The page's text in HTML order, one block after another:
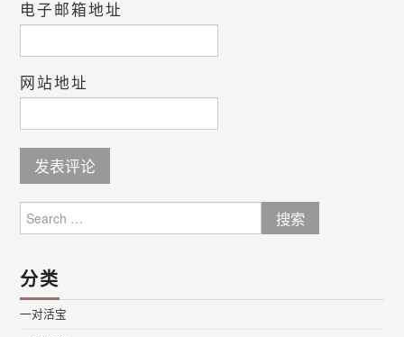
电子邮箱地址
网站地址
for:
分类
一对活宝